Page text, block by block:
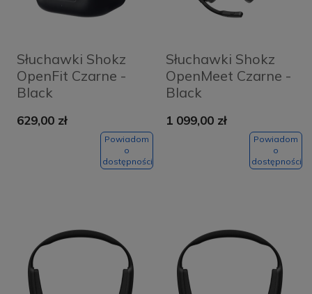
Słuchawki Shokz
OpenFit Czarne -
Black
629,00 zł
Powiadom
o
dostępności
Słuchawki Shokz
OpenMeet Czarne -
Black
1 099,00 zł
Powiadom
o
dostępności